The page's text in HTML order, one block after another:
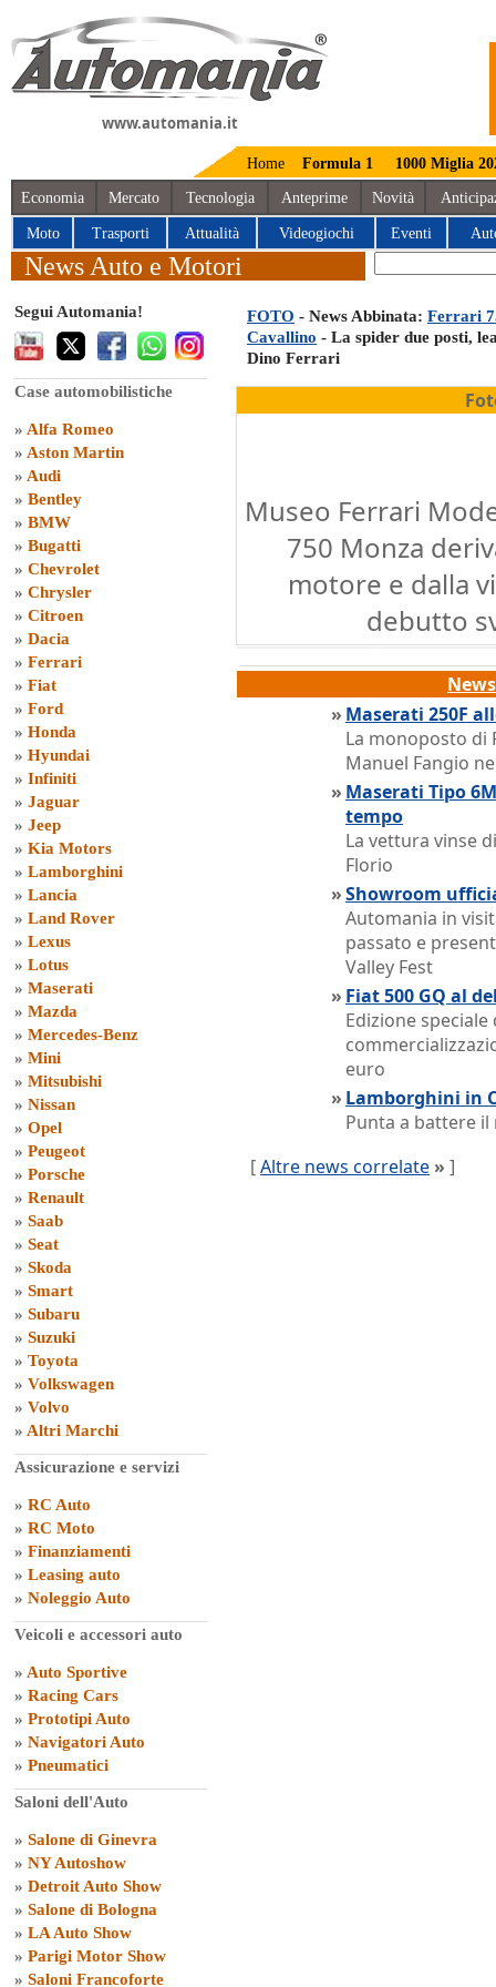
www.automania.it
Home Formula 1 1000 Miglia
Economia Mercato Tecnologia Anteprime Novità
Moto Trasporti Attualità Videogiochi Eventi
News Auto e Motori
Segui Automania!
Case automobilistiche
» Alfa Romeo
» Aston Martin
» Audi
» Bentley
» BMW
» Bugatti
» Chevrolet
» Chrysler
» Citroen
» Dacia
» Ferrari
» Fiat
» Ford
» Honda
» Hyundai
» Infiniti
» Jaguar
» Jeep
» Kia Motors
» Lamborghini
» Lancia
» Land Rover
» Lexus
» Lotus
» Maserati
» Mazda
» Mercedes-Benz
» Mini
» Mitsubishi
» Nissan
» Opel
» Peugeot
» Porsche
» Renault
» Saab
» Seat
» Skoda
» Smart
» Subaru
» Suzuki
» Toyota
» Volkswagen
» Volvo
» Altri Marchi
Assicurazione e servizi
» RC Auto
» RC Moto
» Finanziamenti
» Leasing auto
» Noleggio Auto
Veicoli e accessori auto
» Auto Sportive
» Racing Cars
» Prototipi Auto
» Navigatori Auto
» Pneumatici
Saloni dell'Auto
» Salone di Ginevra
» NY Autoshow
» Detroit Auto Show
» Salone di Bologna
» LA Auto Show
» Parigi Motor Show
» Saloni Francoforte
FOTO - News Abbinata: Ferrari
Cavallino - La spider due posti,
Dino Ferrari
Museo Ferrari
750 Monza
motore e dalla
debutto
» Maserati 250F
La monoposto di
Manuel Fangio
» Maserati Tipo
tempo
La vettura vinse
Florio
»Showroom
Automania in
passato e
Valley Fest
» Fiat 500 GQ al
Edizione
euro
» Lamborghini in
Punta a battere
[Altre news correlate » ]